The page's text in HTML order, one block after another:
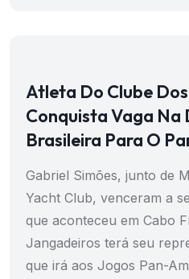
Atleta Do Clube
Conquista Vaga Na
Brasileira Para O
Gabriel Simões, junto de
Yacht Club, venceram a
que aconteceu em Cabo
Jangadeiros terá seu
que irá aos Jogos Pan-